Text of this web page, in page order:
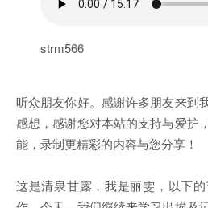
strm566
听众朋友你好。感谢许多朋友来到
感想，感谢您对本站的支持与爱护
能，录制更精彩的内容与您分享！
这是清泉甘露，我是丽雯，以下